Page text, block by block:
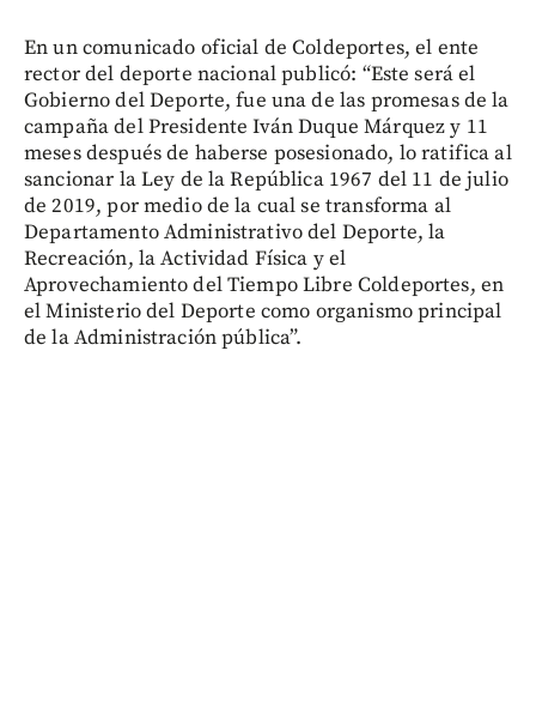
En un comunicado oficial de Coldeportes, el ente
rector del deporte nacional publicó: “Este será el
Gobierno del Deporte, fue una de las promesas de la
campaña del Presidente Iván Duque Márquez y 11
meses después de haberse posesionado, lo ratifica al
sancionar la Ley de la República 1967 del 11 de julio
de 2019, por medio de la cual se transforma al
Departamento Administrativo del Deporte, la
Recreación, la Actividad Física y el
Aprovechamiento del Tiempo Libre Coldeportes, en
el Ministerio del Deporte como organismo principal
de la Administración pública”.